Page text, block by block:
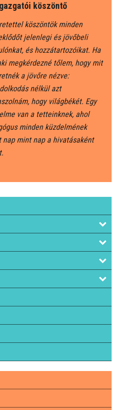
köszöntő
köszöntök minden
jelenlegi és jövőbeli
és hozzátartozóikat. Ha
megkérdezné tőlem, hogy mit
a jövőre nézve:
nélkül azt
hogy világbékét. Egy
van a tetteinknek, ahol
minden küzdelmének
nap mint nap a hivatásaként